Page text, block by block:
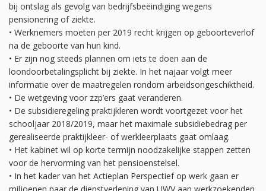
bij ontslag als gevolg van bedrijfsbeëindiging wegens
pensionering of ziekte.
• Werknemers moeten per 2019 recht krijgen op geboorteverlof
na de geboorte van hun kind.
• Er zijn nog steeds plannen om iets te doen aan de
loondoorbetalingsplicht bij ziekte. In het najaar volgt meer
informatie over de maatregelen rondom arbeidsongeschiktheid.
• De wetgeving voor zzp’ers gaat veranderen.
• De subsidieregeling praktijkleren wordt voortgezet voor het
schooljaar 2018/2019, maar het maximale subsidiebedrag per
gerealiseerde praktijkleer- of werkleerplaats gaat omlaag.
• Het kabinet wil op korte termijn noodzakelijke stappen zetten
voor de hervorming van het pensioenstelsel.
• In het kader van het Actieplan Perspectief op werk gaan er